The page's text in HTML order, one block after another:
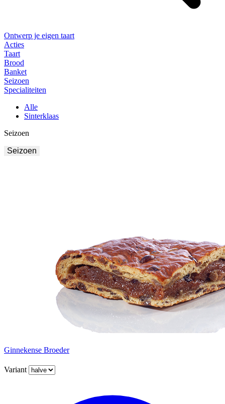
Ontwerp je eigen taart
Acties
Taart
Brood
Banket
Seizoen
Specialiteiten
Alle
Sinterklaas
Seizoen
Seizoen
Ginnekense Broeder
Variant